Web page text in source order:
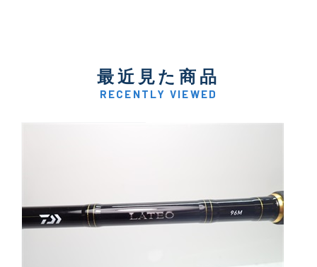
最近見た商品
RECENTLY VIEWED